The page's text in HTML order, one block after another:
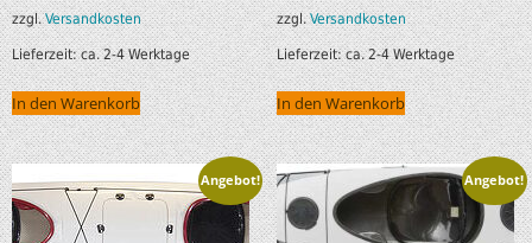
zzgl.Versandkosten
Lieferzeit:ca. 2-4 Werktage
In den Warenkorb
zzgl.Versandkosten
Lieferzeit:ca. 2-4 Werktage
In den Warenkorb
Angebot! Angebot!